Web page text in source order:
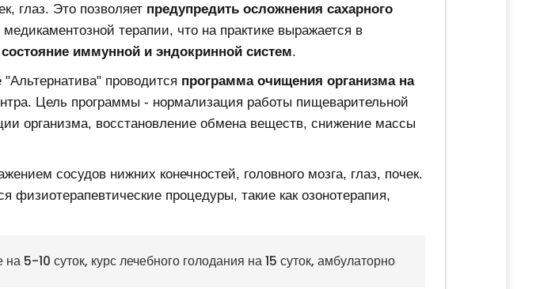
глаз. Это позволяет предупредить осложнения сахарного
терапии, что на практике выражается в
иммунной и эндокринной систем.
проводится программа очищения организма на
Цель программы - нормализация работы пищеварительной
организма, восстановление обмена веществ, снижение массы
сосудов нижних конечностей, головного мозга, глаз, почек.
процедуры, такие как озонотерапия,
5-10 суток, курс лечебного голодания на 15 суток, амбулаторно